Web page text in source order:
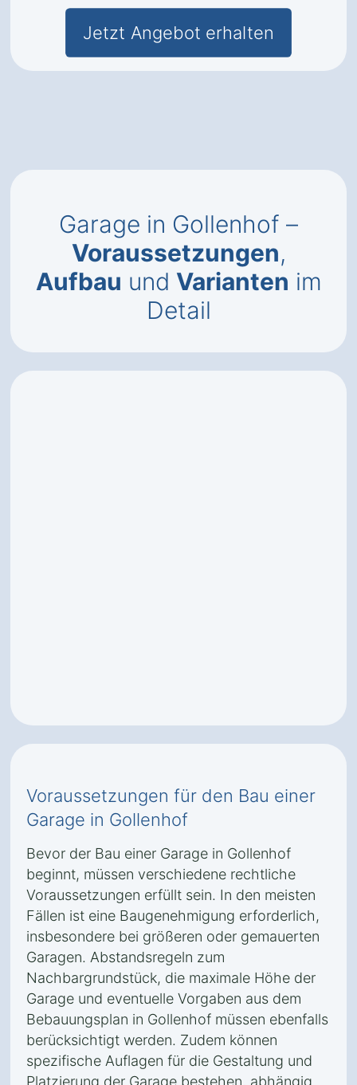
Jetzt Angebot erhalten
Garage in Gollenhof –
Voraussetzungen,
Aufbau und Varianten im
Detail
Voraussetzungen für den Bau einer
Garage in Gollenhof
Bevor der Bau einer Garage in Gollenhof
beginnt, müssen verschiedene rechtliche
Voraussetzungen erfüllt sein. In den meisten
Fällen ist eine Baugenehmigung erforderlich,
insbesondere bei größeren oder gemauerten
Garagen. Abstandsregeln zum
Nachbargrundstück, die maximale Höhe der
Garage und eventuelle Vorgaben aus dem
Bebauungsplan in Gollenhof müssen ebenfalls
berücksichtigt werden. Zudem können
spezifische Auflagen für die Gestaltung und
Platzierung der Garage bestehen, abhängig